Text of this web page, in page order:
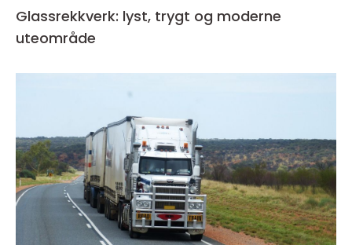
Glassrekkverk: lyst, trygt og moderne
uteområde